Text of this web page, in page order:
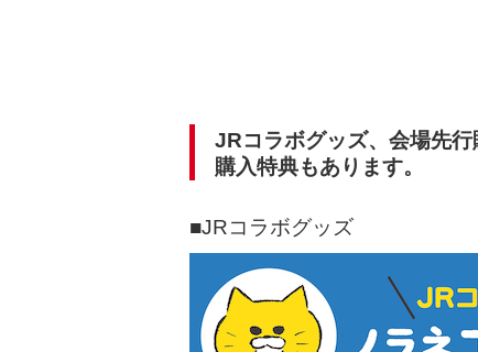
JRコラボグッズ、会場先
購入特典もあります。
■JRコラボグッズ